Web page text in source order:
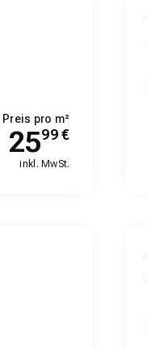
Preis pro m²
2599€
inkl. MwSt.